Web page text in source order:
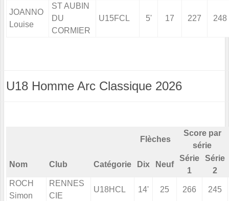
JOANNO
Louise
ST AUBIN
DU
CORMIER
U15FCL 5' 17 227 248
U18 Homme Arc Classique 2026
Flèches
Score par
série
Nom Club Catégorie Dix Neuf
Série
1
Série
2
ROCH
Simon
RENNES
CIE
U18HCL 14' 25 266 245